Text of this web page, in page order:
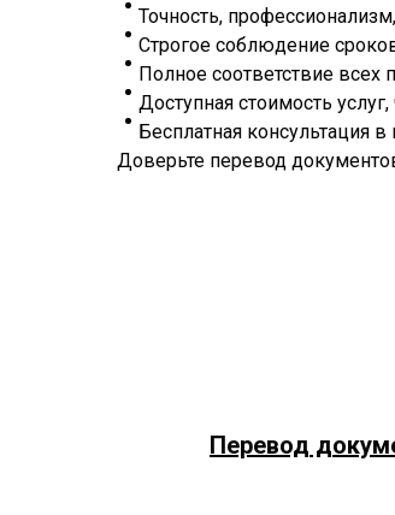
Точность,
Строгое соблюдение
Полное соответствие всех
Доступная стоимость услуг,
Бесплатная консультация
Доверьте перевод
Перевод